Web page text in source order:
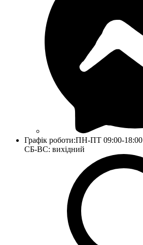
Графік роботи:ПН-ПТ 09:00-18:00
СБ-ВС: вихідний